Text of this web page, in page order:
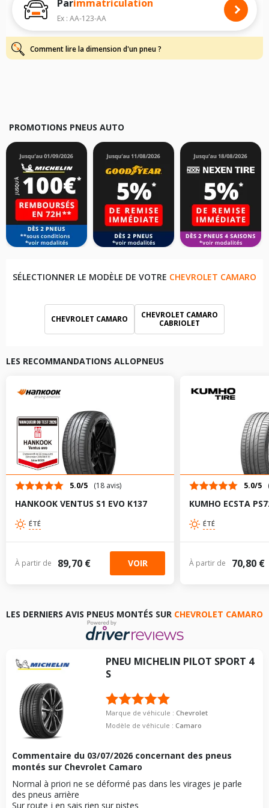
Pour cela, veuillez sélectionner le modèle de votre véhicule ci-dessous :
Les résultats de votre recherche sont donnés à titre indicatif. Il est
fortement recommandé de vérifier en amont la dimension des pneus
montés sur votre véhicule, sans oublier les indices de charge et de
vitesse, indispensables pour que votre dimension soit complète.
Parimmatriculation
Ex : AA-123-AA
Comment lire la dimension d'un pneu ?
PROMOTIONS PNEUS AUTO
SÉLECTIONNER LE MODÈLE DE VOTRE CHEVROLET CAMARO
CHEVROLET CAMARO
CHEVROLET CAMARO
CABRIOLET
LES RECOMMANDATIONS ALLOPNEUS
5.0/5 (18 avis)
HANKOOK VENTUS S1 EVO K137
ÉTÉ
À partir de 89,70 € VOIR
5.0/5
KUMHO ECSTA
ÉTÉ
À partir de 70,80 €
LES DERNIERS AVIS PNEUS MONTÉS SUR CHEVROLET CAMARO
PNEU MICHELIN PILOT SPORT 4
S
Marque de véhicule : Chevrolet
Modèle de véhicule : Camaro
Commentaire du 03/07/2026 concernant des pneus
montés sur Chevrolet Camaro
Normal à priori ne se déformé pas dans les virages je parle
des pneus arrière
Sur route j en sais rien sur pistes